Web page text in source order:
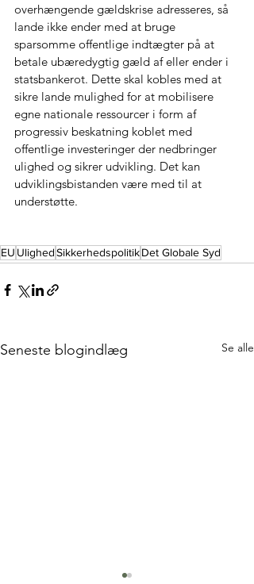
overhængende gældskrise adresseres, så
lande ikke ender med at bruge
sparsomme offentlige indtægter på at
betale ubæredygtig gæld af eller ender i
statsbankerot. Dette skal kobles med at
sikre lande mulighed for at mobilisere
egne nationale ressourcer i form af
progressiv beskatning koblet med
offentlige investeringer der nedbringer
ulighed og sikrer udvikling. Det kan
udviklingsbistanden være med til at
understøtte.
EU UlighedSikkerhedspolitikDet Globale Syd
Seneste blogindlæg Se alle